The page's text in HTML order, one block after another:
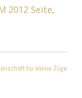
2012 Seite.
für kleine Züge